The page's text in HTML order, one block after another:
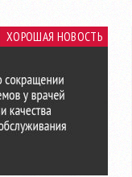
ХОРОШАЯ НОВОСТЬ